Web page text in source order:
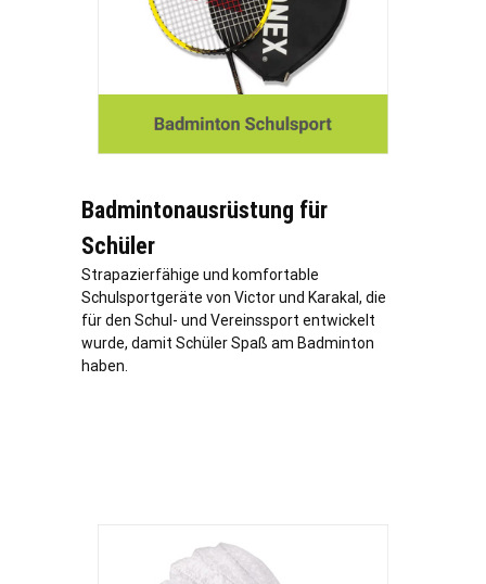
Badmintonausrüstung für
Schüler
Strapazierfähige und komfortable
Schulsportgeräte von Victor und Karakal, die
für den Schul- und Vereinssport entwickelt
wurde, damit Schüler Spaß am Badminton
haben.